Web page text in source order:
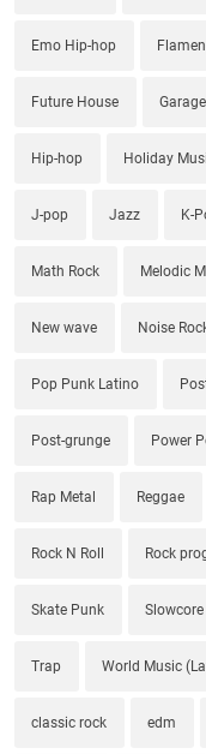
Emo Hip-hop
Future House
Hip-hop Holiday
J-pop Jazz K-
Math Rock Melodic
New wave Noise
Pop Punk Latino
Post-grunge Power
Rap Metal Reggae
Rock N Roll Rock
Skate Punk Slowcore
Trap World Music
classic rock edm